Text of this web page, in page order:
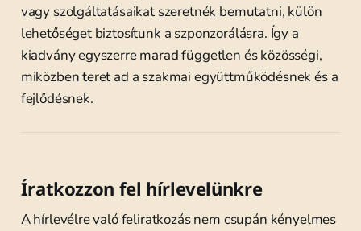
vagy szolgáltatásaikat szeretnék bemutatni, külön
lehetőséget biztosítunk a szponzorálásra. Így a
kiadvány egyszerre marad független és közösségi,
miközben teret ad a szakmai együttműködésnek és a
fejlődésnek.
Íratkozzon fel hírlevelünkre
A hírlevélre való feliratkozás nem csupán kényelmes